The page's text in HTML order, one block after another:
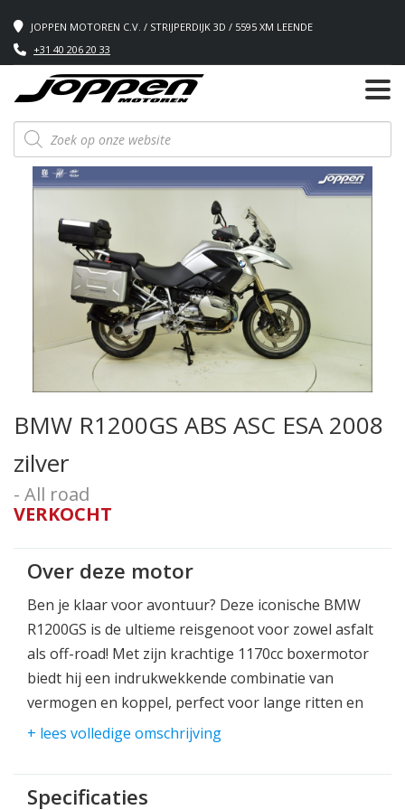
JOPPEN MOTOREN C.V. / STRIJPERDIJK 3D / 5595 XM LEENDE
+31 40 206 20 33
Producten
zoeken
BMW R1200GS ABS ASC ESA 2008
zilver
- All road
VERKOCHT
Over deze motor
Ben je klaar voor avontuur? Deze iconische BMW
R1200GS is de ultieme reisgenoot voor zowel asfalt
als off-road! Met zijn krachtige 1170cc boxermotor
biedt hij een indrukwekkende combinatie van
vermogen en koppel, perfect voor lange ritten en
uitdagende routes.
stabiliteit en veelzijdigheid. Of je nu de bergen in
+ lees volledige omschrijving
Specificaties